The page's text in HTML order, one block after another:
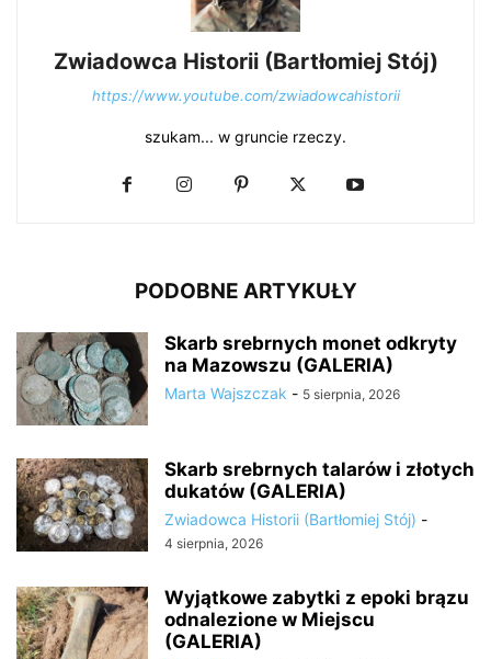
Zwiadowca Historii (Bartłomiej Stój)
https://www.youtube.com/zwiadowcahistorii
szukam... w gruncie rzeczy.
PODOBNE ARTYKUŁY
Skarb srebrnych monet odkryty
na Mazowszu (GALERIA)
Marta Wajszczak - 5 sierpnia, 2026
Skarb srebrnych talarów i złotych
dukatów (GALERIA)
Zwiadowca Historii (Bartłomiej Stój) -
4 sierpnia, 2026
Wyjątkowe zabytki z epoki brązu
odnalezione w Miejscu
(GALERIA)